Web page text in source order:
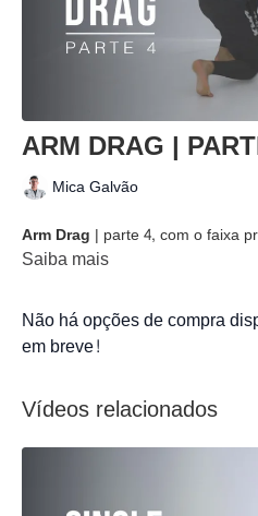
ARM DRAG |
Mica Galvão
Arm Drag | parte 4, com o faixa
Saiba mais
Não há opções de compra
em breve!
Vídeos relacionados